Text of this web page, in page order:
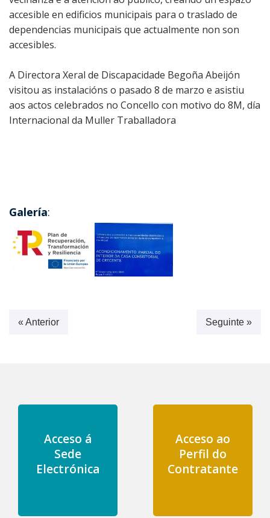
accesible en edificios municipais para o traslado de
dependencias municipais que actualmente non son
accesibles.
A Directora Xeral de Discapacidade Begoña Abeijón
visitou as instalacións o pasado 8 de marzo e asistiu
aos actos celebrados no Concello con motivo do 8M, día
Internacional da Muller Traballadora
Galería:
« Anterior Seguinte »
Acceso á
Sede
Electrónica
Acceso ao
Perfil do
Contratante